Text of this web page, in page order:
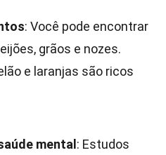
: Você pode encontrar
grãos e nozes.
e laranjas são ricos
mental : Estudos